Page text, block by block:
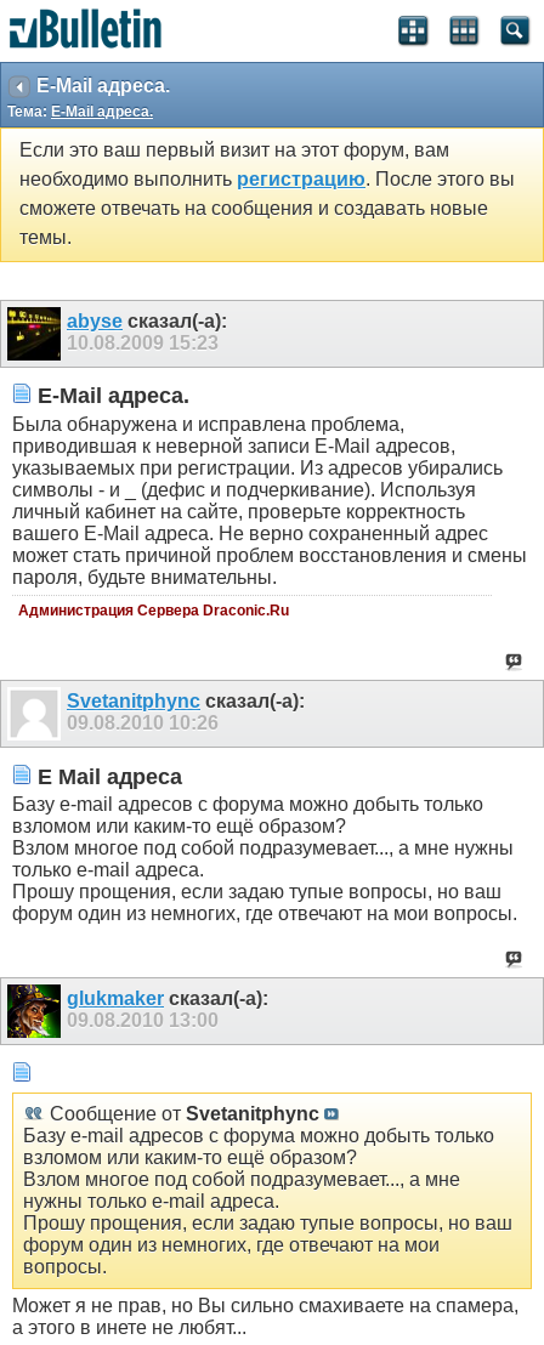
E-Mail адреса.
Тема: E-Mail адреса.
Если это ваш первый визит на этот форум, вам
необходимо выполнить регистрацию. После этого вы
сможете отвечать на сообщения и создавать новые
темы.
abyse сказал(-а):
10.08.2009 15:23
E-Mail адреса.
Была обнаружена и исправлена проблема,
приводившая к неверной записи E-Mail адресов,
указываемых при регистрации. Из адресов убирались
символы - и _ (дефис и подчеркивание). Используя
личный кабинет на сайте, проверьте корректность
вашего E-Mail адреса. Не верно сохраненный адрес
может стать причиной проблем восстановления и смены
пароля, будьте внимательны.
Администрация Сервера Draconic.Ru
Svetanitphync сказал(-а):
09.08.2010 10:26
E Mail адреса
Базу e-mail адресов с форума можно добыть только
взломом или каким-то ещё образом?
Взлом многое под собой подразумевает..., а мне нужны
только e-mail адреса.
Прошу прощения, если задаю тупые вопросы, но ваш
форум один из немногих, где отвечают на мои вопросы.
glukmaker сказал(-а):
09.08.2010 13:00
Сообщение от Svetanitphync
Базу e-mail адресов с форума можно добыть только
взломом или каким-то ещё образом?
Взлом многое под собой подразумевает..., а мне
нужны только e-mail адреса.
Прошу прощения, если задаю тупые вопросы, но ваш
форум один из немногих, где отвечают на мои
вопросы.
Может я не прав, но Вы сильно смахиваете на спамера,
а этого в инете не любят...